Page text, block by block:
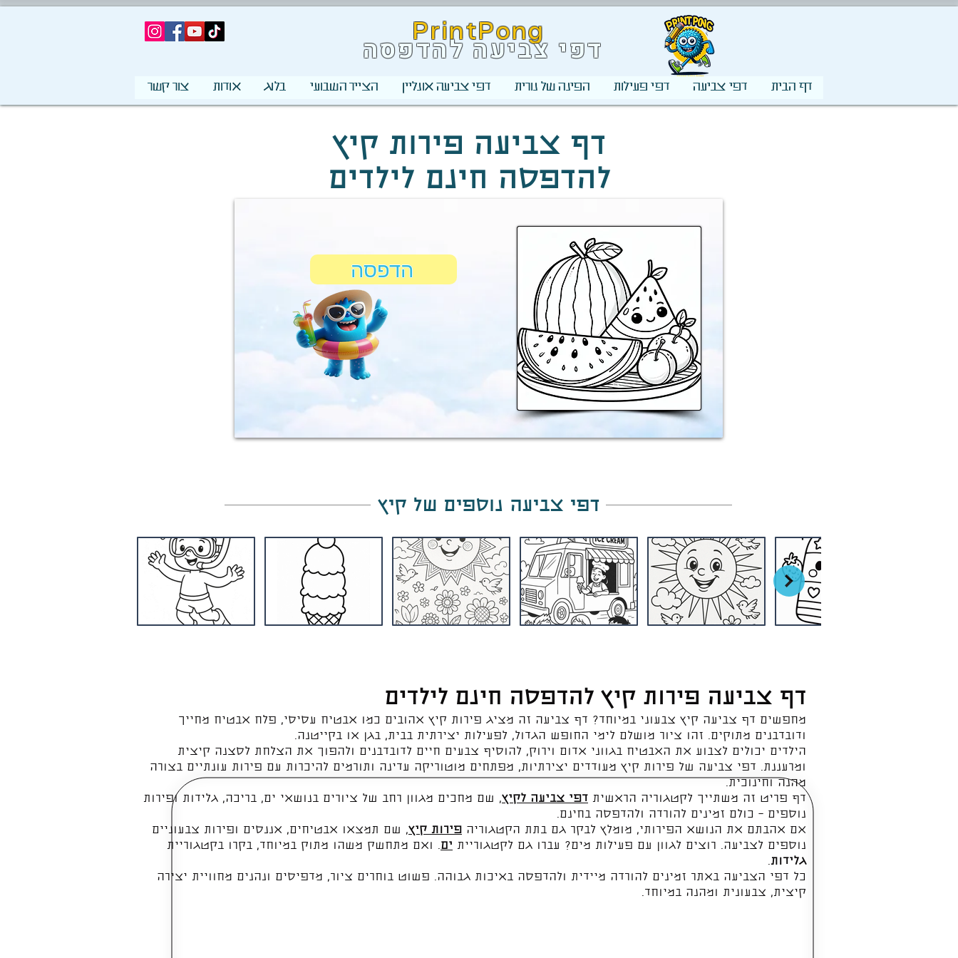
PrintPong
דפי צביעה להדפסה
דף הבית דפי צביעה דפי פעילות הפינה של נורית דפי צביעה אונליין הצייר השבועי בלוג אודות צור קשר
דף צביעה פירות קיץ
להדפסה חינם לילדים
הדפסה
דפי צביעה נוספים של קיץ
דף צביעה פירות קיץ להדפסה חינם לילדים
מחפשים דף צביעה קיץ צבעוני במיוחד? דף צביעה זה מציג פירות קיץ אהובים כמו אבטיח עסיסי, פלח אבטיח מחייך
ודובדבנים מתוקים. זהו ציור מושלם לימי החופש הגדול, לפעילות יצירתית בבית, בגן או בקייטנה.
הילדים יכולים לצבוע את האבטיח בגווני אדום וירוק, להוסיף צבעים חיים לדובדבנים ולהפוך את הצלחת לסצנה קיצית
ומרעננת. דפי צביעה של פירות קיץ מעודדים יצירתיות, מפתחים מוטוריקה עדינה ותורמים להיכרות עם פירות עונתיים בצורה
מהנה וחינוכית.
דף פריט זה משתייך לקטגוריה הראשית דפי צביעה לקיץ, שם מחכים מגוון רחב של ציורים בנושאי ים, בריכה, גלידות ופירות
נוספים – כולם זמינים להורדה ולהדפסה בחינם.
אם אהבתם את הנושא הפירותי, מומלץ לבקר גם בתת הקטגוריה פירות קיץ, שם תמצאו אבטיחים, אננסים ופירות צבעוניים
נוספים לצביעה. רוצים לגוון עם פעילות מים? עברו גם לקטגוריית ים. ואם מתחשק משהו מתוק במיוחד, בקרו בקטגוריית
גלידות.
כל דפי הצביעה באתר זמינים להורדה מיידית ולהדפסה באיכות גבוהה. פשוט בוחרים ציור, מדפיסים ונהנים מחוויית יצירה
קיצית, צבעונית ומהנה במיוחד.